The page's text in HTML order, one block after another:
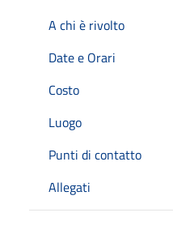
A chi è rivolto
Date e Orari
Costo
Luogo
Punti di contatto
Allegati